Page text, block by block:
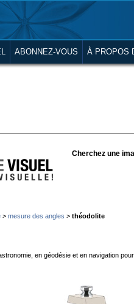
ABONNEZ-VOUS À PROPOS
Cherchez une
> mesure des angles > théodolite
en géodésie et en navigation